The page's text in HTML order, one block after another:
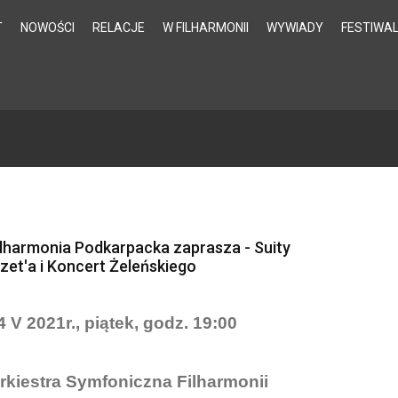
NOWOŚCI RELACJE W FILHARMONII WYWIADY
Podkarpacka zaprasza - Suity
i Koncert Żeleńskiego
V 2021r., piątek, godz. 19:00
Symfoniczna Filharmonii